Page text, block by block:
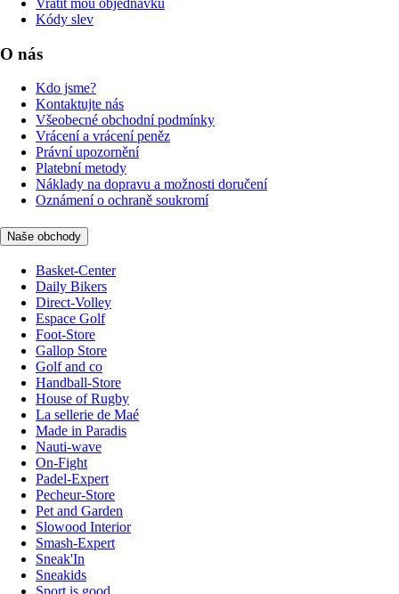
Kódy slev
O nás
Kdo jsme?
Kontaktujte nás
Všeobecné obchodní podmínky
Vrácení a vrácení peněz
Právní upozornění
Platební metody
Náklady na dopravu a možnosti doručení
Oznámení o ochraně soukromí
Naše obchody
Basket-Center
Daily Bikers
Direct-Volley
Espace Golf
Foot-Store
Gallop Store
Golf and co
Handball-Store
House of Rugby
La sellerie de Maé
Made in Paradis
Nauti-wave
On-Fight
Padel-Expert
Pecheur-Store
Pet and Garden
Slowood Interior
Smash-Expert
Sneak'In
Sneakids
Sport is good